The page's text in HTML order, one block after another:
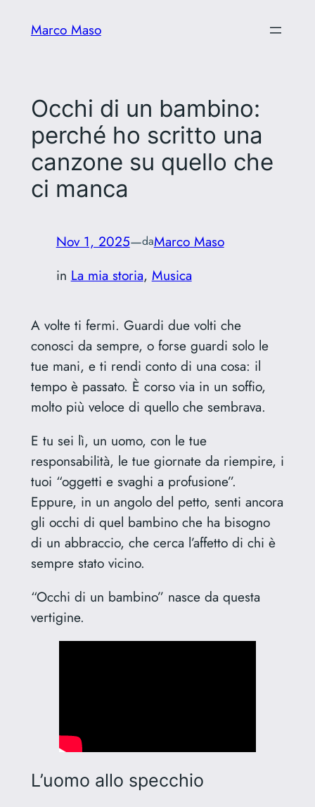
Marco Maso
Occhi di un bambino:
perché ho scritto una
canzone su quello che
ci manca
Nov 1, 2025—daMarco Maso
in La mia storia, Musica
A volte ti fermi. Guardi due volti che
conosci da sempre, o forse guardi solo le
tue mani, e ti rendi conto di una cosa: il
tempo è passato. È corso via in un soffio,
molto più veloce di quello che sembrava.
E tu sei lì, un uomo, con le tue
responsabilità, le tue giornate da riempire, i
tuoi “oggetti e svaghi a profusione”.
Eppure, in un angolo del petto, senti ancora
gli occhi di quel bambino che ha bisogno
di un abbraccio, che cerca l’affetto di chi è
sempre stato vicino.
“Occhi di un bambino” nasce da questa
vertigine.
L’uomo allo specchio